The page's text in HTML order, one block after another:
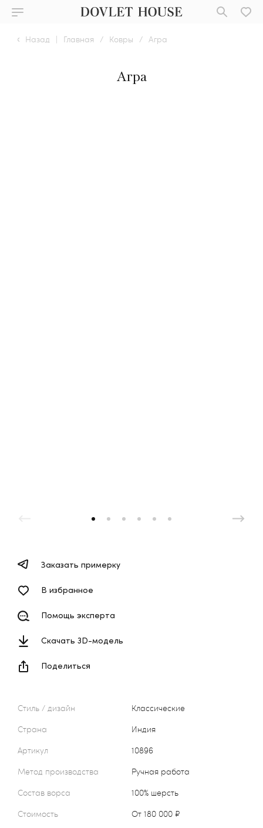
Назад | Главная / Ковры / Агра
Агра
Стиль / дизайн
Классические
Страна
Индия
Артикул
10896
Метод производства
Ручная работа
Состав ворса
100% шерсть
Стоимость
от 180 000 ₽
Заказать примерку
В избранное
Помощь эксперта
Скачать 3D-модель
Поделиться